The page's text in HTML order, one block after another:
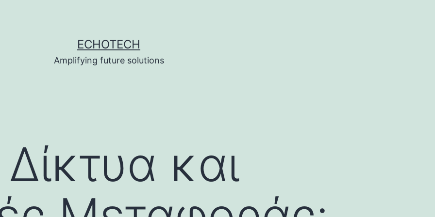
ECHOTECH
Amplifying future solutions
και